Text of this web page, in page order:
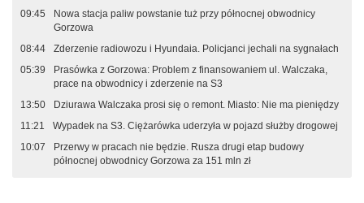
09:45
Nowa stacja paliw powstanie tuż przy północnej obwodnicy
Gorzowa
08:44
Zderzenie radiowozu i Hyundaia. Policjanci jechali na sygnałach
05:39
Prasówka z Gorzowa: Problem z finansowaniem ul. Walczaka,
prace na obwodnicy i zderzenie na S3
13:50
Dziurawa Walczaka prosi się o remont. Miasto: Nie ma pieniędzy
11:21
Wypadek na S3. Ciężarówka uderzyła w pojazd służby drogowej
10:07
Przerwy w pracach nie będzie. Rusza drugi etap budowy
północnej obwodnicy Gorzowa za 151 mln zł